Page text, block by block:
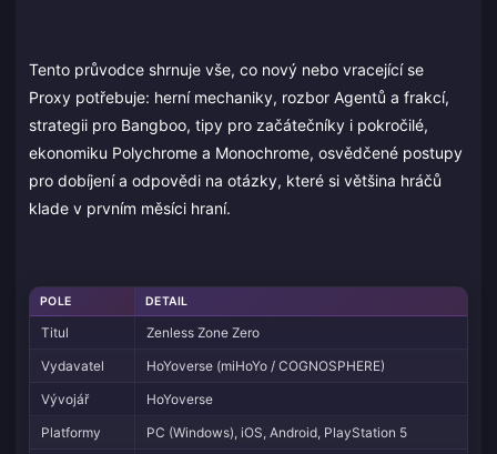
Tento průvodce shrnuje vše, co nový nebo vracející se
Proxy potřebuje: herní mechaniky, rozbor Agentů a frakcí,
strategii pro Bangboo, tipy pro začátečníky i pokročilé,
ekonomiku Polychrome a Monochrome, osvědčené postupy
pro dobíjení a odpovědi na otázky, které si většina hráčů
klade v prvním měsíci hraní.
POLE DETAIL
Titul
Zenless Zone Zero
Vydavatel
HoYoverse (miHoYo / COGNOSPHERE)
Vývojář
HoYoverse
Platformy
PC (Windows), iOS, Android, PlayStation 5